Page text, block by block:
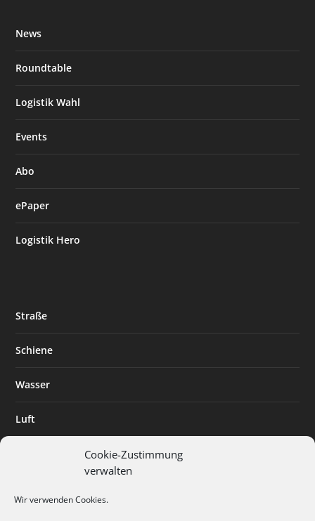
Cookie-Zustimmung
verwalten
Wir verwenden Cookies.
News
Roundtable
Logistik Wahl
Events
Abo
ePaper
Logistik Hero
Straße
Schiene
Wasser
Luft